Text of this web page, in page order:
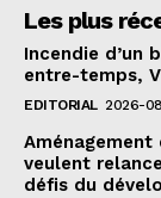
Les plus
Incendie d’un
entre-temps,
EDITORIAL 2026-
Aménagement
veulent
défis du